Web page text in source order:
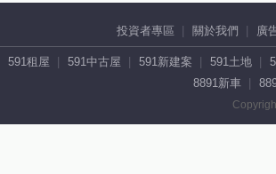
投資者專區 關於我們 廣
591租屋 591中古屋 591新建案 591土地
8891新車